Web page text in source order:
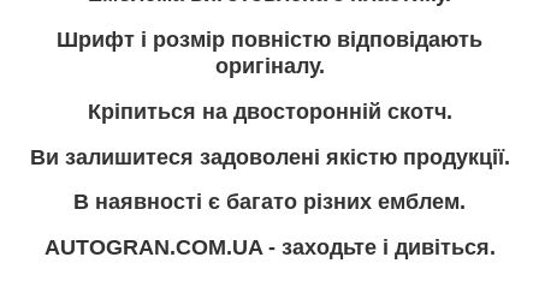
Шрифт і розмір повністю відповідають
оригіналу.
Кріпиться на двосторонній скотч.
Ви залишитеся задоволені якістю продукції.
В наявності є багато різних емблем.
AUTOGRAN.COM.UA - заходьте і дивіться.